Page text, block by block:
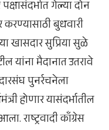
पक्षासंदर्भात गेल्या दोन
बुधवारी
खासदार सुप्रिया सुळे
यांना मैदानात उतरावे
पुनर्रचनेला
होणार यासंदर्भातील
राष्ट्रवादी काँग्रेस